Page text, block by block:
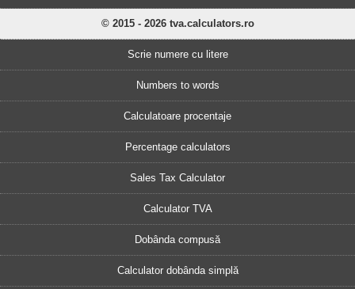
© 2015 - 2026 tva.calculators.ro
Scrie numere cu litere
Numbers to words
Calculatoare procentaje
Percentage calculators
Sales Tax Calculator
Calculator TVA
Dobânda compusă
Calculator dobânda simplă